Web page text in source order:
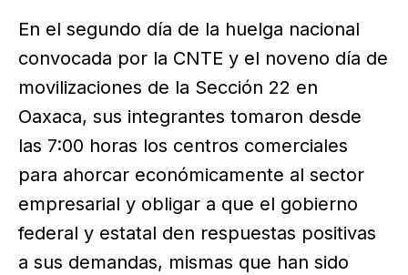
En el segundo día de la huelga nacional
convocada por la CNTE y el noveno día de
movilizaciones de la Sección 22 en
Oaxaca, sus integrantes tomaron desde
las 7:00 horas los centros comerciales
para ahorcar económicamente al sector
empresarial y obligar a que el gobierno
federal y estatal den respuestas positivas
a sus demandas, mismas que han sido